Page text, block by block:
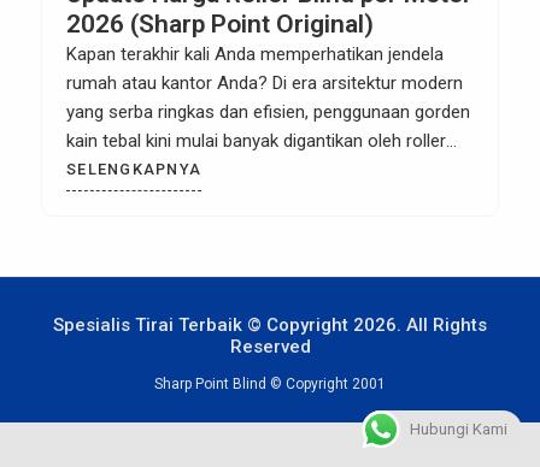
2026 (Sharp Point Original)
Kapan terakhir kali Anda memperhatikan jendela
rumah atau kantor Anda? Di era arsitektur modern
yang serba ringkas dan efisien, penggunaan gorden
kain tebal kini mulai banyak digantikan oleh roller
blind. Tirai gulung modern ini menjadi pilihan utama
para desainer interior karena potongannya yang
SELENGKAPNYA
Spesialis Tirai Terbaik © Copyright 2026. All Rights
Reserved
Sharp Point Blind © Copyright 2001
Hubungi Kami